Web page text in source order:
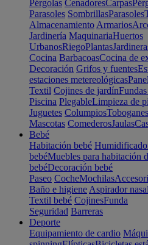
Pérgolas CenadoresCarpas
Parasoles SombrillasParasoles
Almacenamiento Armarios
Jardinería MaquinariaHuertos
UrbanosRiegoPlantas
Cocina BarbacoasCocina de
Decoración Grifos y fuentes
estaciones metereológicas
Textil Cojines de jardín
Piscina PlegableLimpieza de
Juguetes ColumpiosToboganes
Mascotas ComederosJaulas
Bebé
Habitación bebé
bebéMuebles para habitación
bebéDecoración bebé
Paseo CocheMochilas
Baño e higiene Aspirador nasal
Textil bebé CojinesFunda
Seguridad Barreras
Deporte
Equipamiento de cardio